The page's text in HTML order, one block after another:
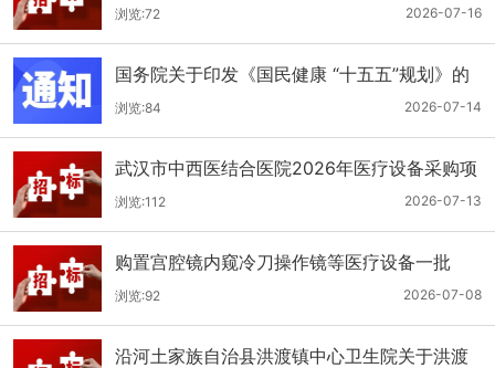
子胃肠镜系统）采购更正公告（第二次）2026-07-16
浏览:72
国务院关于印发《国民健康 “十五五”规划》的
通知
2026-07-14
浏览:84
武汉市中西医结合医院2026年医疗设备采购项
目四公开招标公告
2026-07-13
浏览:112
购置宫腔镜内窥冷刀操作镜等医疗设备一批
（双盲+远程异地+分散）
2026-07-08
浏览:92
沿河土家族自治县洪渡镇中心卫生院关于洪渡